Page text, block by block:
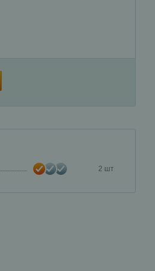
2 шт